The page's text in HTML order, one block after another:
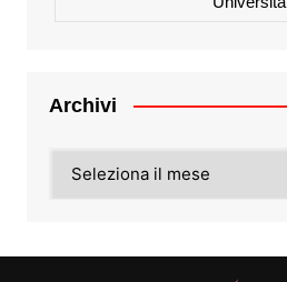
Archivi